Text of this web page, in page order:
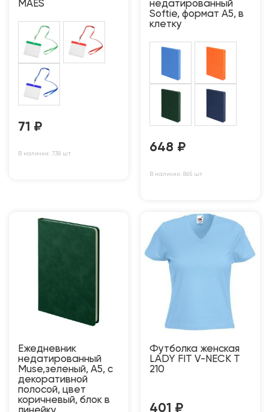
MAES
71 ₽
В наличии: 738 шт
недатированный
Softie, формат А5, в
клетку
648 ₽
В наличии: 865 шт
Ежедневник
недатированный
Muse,зеленый, А5, с
декоративной
полосой, цвет
коричневый, блок в
Футболка женская
LADY FIT V-NECK T
210
401 ₽